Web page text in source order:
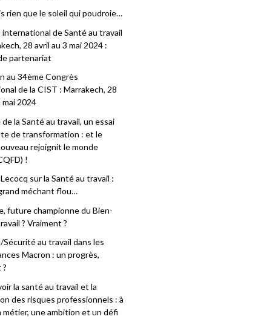
rien que le soleil qui poudroie…
international de Santé au travail
28 avril au 3 mai 2024 :
partenariat
au 34ème Congrès
de la CIST : Marrakech, 28
mai 2024
la Santé au travail, un essai
de transformation : et le
rejoignit le monde
!
sur la Santé au travail :
méchant flou…
future championne du Bien-
? Vraiment ?
Sécurité au travail dans les
Macron : un progrès,
la santé au travail et la
des risques professionnels : à
métier, une ambition et un défi